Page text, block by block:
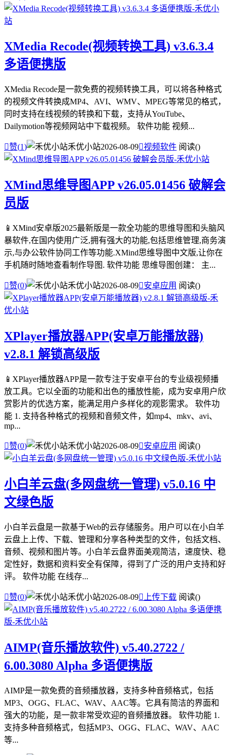
XMedia Recode(视频转换工具) v3.6.3.4
多语便携版
XMedia Recode是一款免费的视频转换工具，可以将各种格式
的视频文件转换成MP4、AVI、WMV、MPEG等常见的格式，
同时支持在线视频的转换和下载，支持从YouTube、
Dailymotion等视频网站中下载视频。 软件功能 视频...
赞(1) 禾优小站2026-08-09视频软件 阅读()
XMind思维导图APP v26.05.01456 破解会
员版
📱XMind安卓版2025最新版是一款全功能的思维导图和头脑风
暴软件,在国内使用广泛,拥有强大的功能,包括思维管理,商务演
示,与办公软件协同工作等功能.XMind思维导图中文版,让你在
手机随时随地查看制作导图. 软件功能 思维导图创建： 主...
赞(0) 禾优小站2026-08-09安卓应用 阅读()
XPlayer播放器APP(安卓万能播放器)
v2.8.1 解锁高级版
📱XPlayer播放器APP是一款专注于安卓平台的专业级视频播
放工具。它以全面的功能和出色的播放性能，成为安卓用户欣
赏影片的优选方案，能满足用户多样化的观影需求。 软件功
能 1. 支持各种格式的视频和音频文件，如mp4、mkv、avi、
mp...
赞(0) 禾优小站2026-08-09安卓应用 阅读()
小白羊云盘(多网盘统一管理) v5.0.16 中
文绿色版
小白羊云盘是一款基于Web的云存储服务。用户可以在小白羊
云盘上上传、下载、管理和分享各种类型的文件，包括文档、
音频、视频和图片等。小白羊云盘界面美观简洁，速度快、稳
定性好，数据和资料安全有保障，得到了广泛的用户支持和好
评。 软件功能 在线存...
赞(0) 禾优小站2026-08-09 上传下载 阅读()
AIMP(音乐播放软件) v5.40.2722 /
6.00.3080 Alpha 多语便携版
AIMP是一款免费的音频播放器，支持多种音频格式，包括
MP3、OGG、FLAC、WAV、AAC等。它具有简洁的界面和
强大的功能，是一款非常受欢迎的音频播放器。 软件功能 1.
支持多种音频格式，包括MP3、OGG、FLAC、WAV、AAC
等...